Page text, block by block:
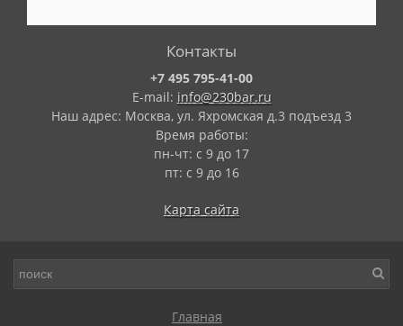
Контакты
+7 495 795-41-00
E-mail: info@230bar.ru
Наш адрес: Москва, ул. Яхромская д.3 подъезд 3
Время работы:
пн-чт: с 9 до 17
пт: с 9 до 16
Карта сайта
Главная